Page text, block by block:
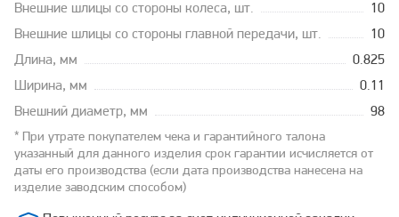
Внешние шлицы со стороны колеса, шт.
10
Внешние шлицы со стороны главной передачи, шт.
10
Длина, мм
0.825
Ширина, мм
0.11
Внешний диаметр, мм
98
* При утрате покупателем чека и гарантийного талона
указанный для данного изделия срок гарантии исчисляется от
даты его производства (если дата производства нанесена на
изделие заводским способом)